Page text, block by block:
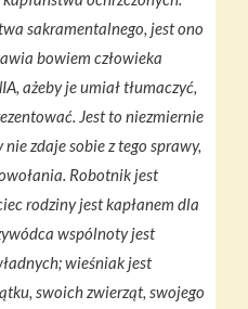
sakramentalnego, jest ono
bowiem człowieka
ażeby je umiał tłumaczyć,
Jest to niezmiernie
zdaje sobie z tego sprawy,
Robotnik jest
rodziny jest kapłanem dla
wspólnoty jest
wieśniak jest
swoich zwierząt, swojego